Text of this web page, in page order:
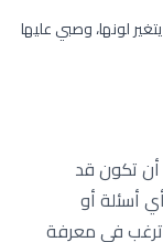
لونها، وصبي عليها
أن تكون قد
أسئلة أو
ترغب في معرفة